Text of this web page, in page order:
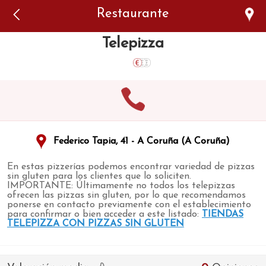
Restaurante
Telepizza
Federico Tapia, 41 - A Coruña (A Coruña)
En estas pizzerías podemos encontrar variedad de pizzas
sin gluten para los clientes que lo soliciten.
IMPORTANTE: Últimamente no todos los telepizzas
ofrecen las pizzas sin gluten, por lo que recomendamos
ponerse en contacto previamente con el establecimiento
para confirmar o bien acceder a este listado:
TIENDAS
TELEPIZZA CON PIZZAS SIN GLUTEN
authorized to show the cookie declaration for domain group
ID 546ddaab-b478-4440-aa8a-3b0205284212. Please add it to
the domain group in the Cookiebot Manager to authorize